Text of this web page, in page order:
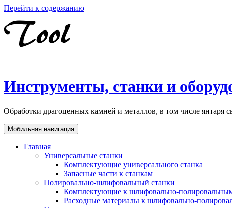
Перейти к содержанию
Инструменты, станки и
Обработки драгоценных камней и металлов, в том числе
Мобильная навигация
Главная
Универсальные станки
Комплектующие универсального станка
Запасные части к станкам
Полировально-шлифовальный станки
Комплектующие к шлифовально-
Расходные материалы к шлифовально-